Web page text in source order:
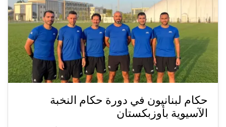
حكام لبنانيون في دورة حكام النخبة
الآسيوية بأوزبكستان